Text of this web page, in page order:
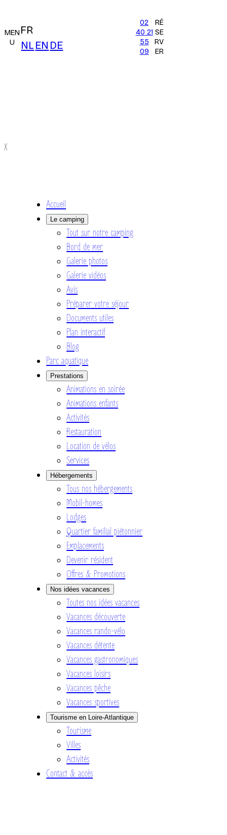
MEN
U
FR
NL EN DE
02
40 21
55
09
RÉ
SE
RV
ER
X
Accueil
Le camping
Tout sur notre camping
Bord de mer
Galerie photos
Galerie vidéos
Avis
Préparer votre séjour
Documents utiles
Plan interactif
Blog
Parc aquatique
Prestations
Animations en soirée
Animations enfants
Activités
Restauration
Location de vélos
Services
Hébergements
Tous nos hébergements
Mobil-homes
Lodges
Quartier familial piétonnier
Emplacements
Devenir résident
Offres & Promotions
Nos idées vacances
Toutes nos idées vacances
Vacances découverte
Vacances rando-vélo
Vacances détente
Vacances gastronomiques
Vacances loisirs
Vacances pêche
Vacances sportives
Tourisme en Loire-Atlantique
Tourisme
Villes
Activités
Contact & accès